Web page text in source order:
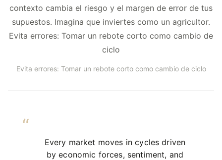
contexto cambia el riesgo y el margen de error de tus
supuestos. Imagina que inviertes como un agricultor.
Evita errores: Tomar un rebote corto como cambio de
ciclo
Evita errores: Tomar un rebote corto como cambio de ciclo
Every market moves in cycles driven
by economic forces, sentiment, and